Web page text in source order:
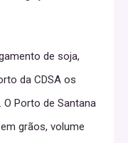
de soja,
da CDSA os
Porto de Santana
grãos, volume